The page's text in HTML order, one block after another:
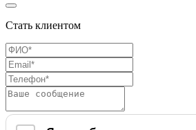
Стать клиентом